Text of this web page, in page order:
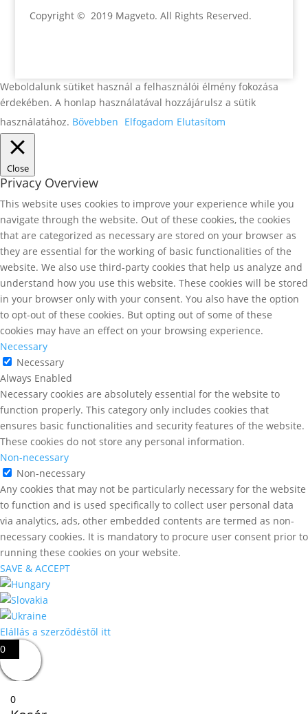
Copyright © 2019 Magveto. All Rights Reserved.
Weboldalunk sütiket használ a felhasználói élmény fokozása
érdekében. A honlap használatával hozzájárulsz a sütik
használatához. Bővebben Elfogadom Elutasítom
Close
Privacy Overview
This website uses cookies to improve your experience while you
navigate through the website. Out of these cookies, the cookies
that are categorized as necessary are stored on your browser as
they are essential for the working of basic functionalities of the
website. We also use third-party cookies that help us analyze and
understand how you use this website. These cookies will be stored
in your browser only with your consent. You also have the option
to opt-out of these cookies. But opting out of some of these
cookies may have an effect on your browsing experience.
Necessary
Necessary
Always Enabled
Necessary cookies are absolutely essential for the website to
function properly. This category only includes cookies that
ensures basic functionalities and security features of the website.
These cookies do not store any personal information.
Non-necessary
Non-necessary
Any cookies that may not be particularly necessary for the website
to function and is used specifically to collect user personal data
via analytics, ads, other embedded contents are termed as non-
necessary cookies. It is mandatory to procure user consent prior to
running these cookies on your website.
SAVE & ACCEPT
Elállás a szerződéstől itt
0
0